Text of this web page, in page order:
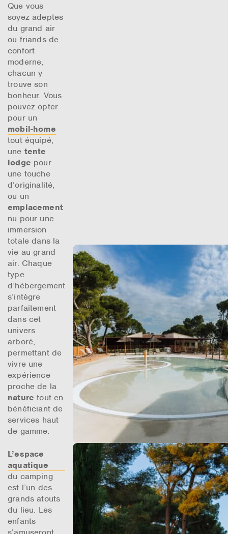
Que vous
soyez adeptes
du grand air
ou friands de
confort
moderne,
chacun y
trouve son
bonheur. Vous
pouvez opter
pour un
mobil-home
tout équipé,
une tente
lodge pour
une touche
d’originalité,
ou un
emplacement
nu pour une
immersion
totale dans la
vie au grand
air. Chaque
type
d’hébergement
s’intègre
parfaitement
dans cet
univers
arboré,
permettant de
vivre une
expérience
proche de la
nature tout en
bénéficiant de
services haut
de gamme.
L’espace
aquatique
du camping
est l’un des
grands atouts
du lieu. Les
enfants